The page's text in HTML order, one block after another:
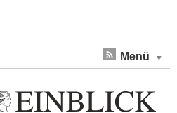
Menü